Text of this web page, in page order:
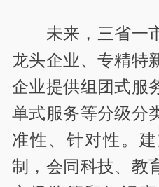
未来，三省一
龙头企业、专精特
企业提供组团式服
单式服务等分级分
准性、针对性。
制，会同科技、教